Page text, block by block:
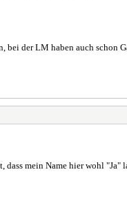
der LM haben auch schon
mein Name hier wohl "Ja"